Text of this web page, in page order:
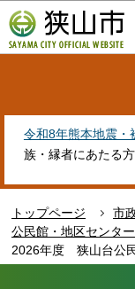
の
ペ
す
令和8年熊本地震・
族・縁者にあたる方
トップページ 市
公民館・地区センタ
2026年度 狭山台公